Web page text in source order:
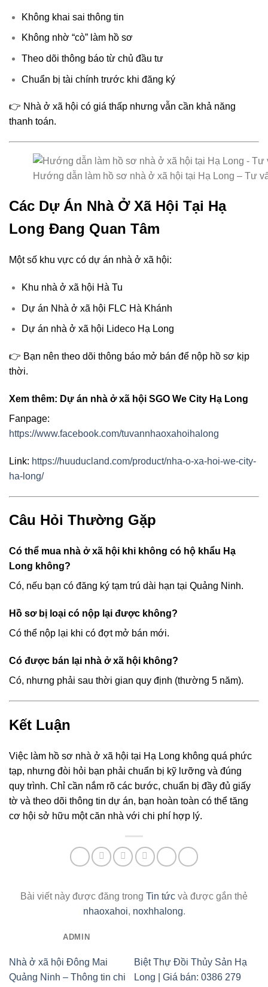
Không khai sai thông tin
Không nhờ “cò” làm hồ sơ
Theo dõi thông báo từ chủ đầu tư
Chuẩn bị tài chính trước khi đăng ký
👉 Nhà ở xã hội có giá thấp nhưng vẫn cần khả năng
thanh toán.
Hướng dẫn làm hồ sơ nhà ở xã hội tại Hạ Long – Tư
Các Dự Án Nhà Ở Xã Hội Tại Hạ
Long Đang Quan Tâm
Một số khu vực có dự án nhà ở xã hội:
Khu nhà ở xã hội Hà Tu
Dự án Nhà ở xã hội FLC Hà Khánh
Dự án nhà ở xã hội Lideco Hạ Long
👉 Bạn nên theo dõi thông báo mở bán để nộp hồ sơ kịp
thời.
Xem thêm: Dự án nhà ở xã hội SGO We City Hạ Long
Fanpage:
https://www.facebook.com/tuvannhaoxahoihalong
Link: https://huuducland.com/product/nha-o-xa-hoi-we-city-
ha-long/
Câu Hỏi Thường Gặp
Có thể mua nhà ở xã hội khi không có hộ khẩu Hạ
Long không?
Có, nếu bạn có đăng ký tạm trú dài hạn tại Quảng Ninh.
Hồ sơ bị loại có nộp lại được không?
Có thể nộp lại khi có đợt mở bán mới.
Có được bán lại nhà ở xã hội không?
Có, nhưng phải sau thời gian quy định (thường 5 năm).
Kết Luận
Việc làm hồ sơ nhà ở xã hội tại Hạ Long không quá phức
tạp, nhưng đòi hỏi bạn phải chuẩn bị kỹ lưỡng và đúng
quy trình. Chỉ cần nắm rõ các bước, chuẩn bị đầy đủ giấy
tờ và theo dõi thông tin dự án, bạn hoàn toàn có thể tăng
cơ hội sở hữu một căn nhà với chi phí hợp lý.
Bài viết này được đăng trong Tin tức và được gắn thẻ
nhaoxahoi, noxhhalong.
ADMIN
Nhà ở xã hội Đông Mai
Quảng Ninh – Thông tin chi
Biệt Thự Đồi Thủy Sản Hạ
Long | Giá bán: 0386 279